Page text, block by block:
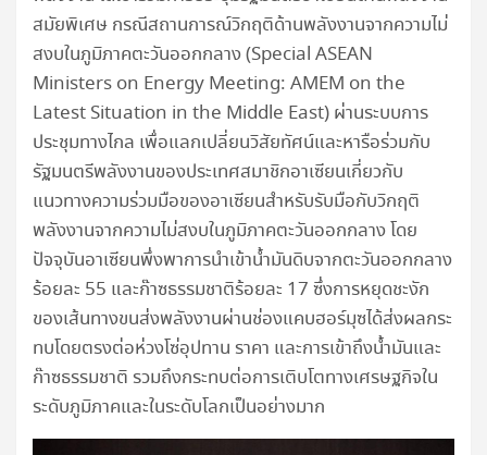
สมัยพิเศษ กรณีสถานการณ์วิกฤติด้านพลังงานจากความไม่
สงบในภูมิภาคตะวันออกกลาง (Special ASEAN
Ministers on Energy Meeting: AMEM on the
Latest Situation in the Middle East) ผ่านระบบการ
ประชุมทางไกล เพื่อแลกเปลี่ยนวิสัยทัศน์และหารือร่วมกับ
รัฐมนตรีพลังงานของประเทศสมาชิกอาเซียนเกี่ยวกับ
แนวทางความร่วมมือของอาเซียนสำหรับรับมือกับวิกฤติ
พลังงานจากความไม่สงบในภูมิภาคตะวันออกกลาง โดย
ปัจจุบันอาเซียนพึ่งพาการนำเข้าน้ำมันดิบจากตะวันออกกลาง
ร้อยละ 55 และก๊าซธรรมชาติร้อยละ 17 ซึ่งการหยุดชะงัก
ของเส้นทางขนส่งพลังงานผ่านช่องแคบฮอร์มุซได้ส่งผลกระ
ทบโดยตรงต่อห่วงโซ่อุปทาน ราคา และการเข้าถึงน้ำมันและ
ก๊าซธรรมชาติ รวมถึงกระทบต่อการเติบโตทางเศรษฐกิจใน
ระดับภูมิภาคและในระดับโลกเป็นอย่างมาก